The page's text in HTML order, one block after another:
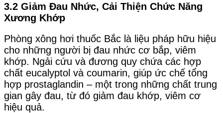
3.2 Giảm Đau Nhức, Cải Thiện Chức Năng
Xương Khớp
Phòng xông hơi thuốc Bắc là liệu pháp hữu hiệu
cho những người bị đau nhức cơ bắp, viêm
khớp. Ngải cứu và đương quy chứa các hợp
chất eucalyptol và coumarin, giúp ức chế tổng
hợp prostaglandin – một trong những chất trung
gian gây đau, từ đó giảm đau khớp, viêm cơ
hiệu quả.